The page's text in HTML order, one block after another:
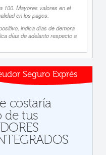
100. Mayores valores en el
en los pagos.
indica días de demora
días de adelanto respecto a
Seguro Exprés
costaría
de tus